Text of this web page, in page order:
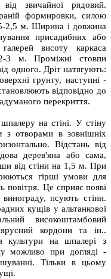
від звичайної рядовий.
формировки, силою
2,5 м. Ширина і довжина
присадибних або
висоту каркаса
м. Проміжні стовпи
одного. Дріт натягують:
грунту, наступні -
відповідно до
перекриття.
на стіні. У стіну
з отворами в зовнішніх
Відстань від
дерев'яна або сама,
від стіни на 1,5 м. При
гірші умови для
повітря. Це сприяє появі
псують стіни.
кущів у альтанкової
високоштамбовий
кордони та ін..
культури на шпалері з
можливо при догляді -
Тільки в цьому